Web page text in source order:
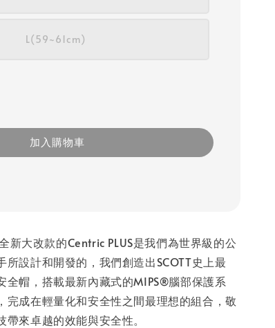
L(59~61cm)
加入購物車
新大改款的Centric PLUS是我們為世界級的公
所設計和開發的，我們創造出SCOTT史上最
全帽，搭載最新內藏式的MIPS®腦部保護系
完成在輕量化和安全性之間最理想的組合，敬
來卓越的效能與安全性。